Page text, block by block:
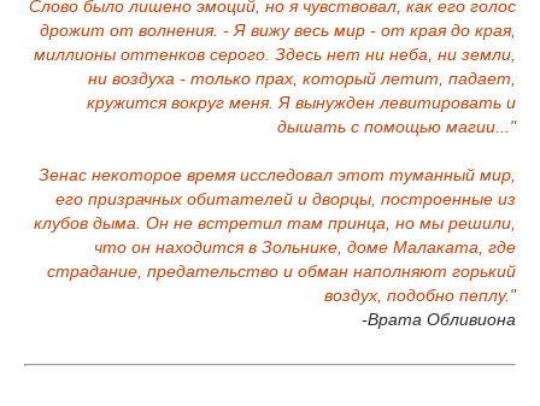
Слово было лишено эмоций, но я чувствовал, как его голос
дрожит от волнения. - Я вижу весь мир - от края до края,
миллионы оттенков серого. Здесь нет ни неба, ни земли,
ни воздуха - только прах, который летит, падает,
кружится вокруг меня. Я вынужден левитировать и
дышать с помощью магии..."
Зенас некоторое время исследовал этот туманный мир,
его призрачных обитателей и дворцы, построенные из
клубов дыма. Он не встретил там принца, но мы решили,
что он находится в Зольнике, доме Малаката, где
страдание, предательство и обман наполняют горький
воздух, подобно пеплу."
-Врата Обливиона